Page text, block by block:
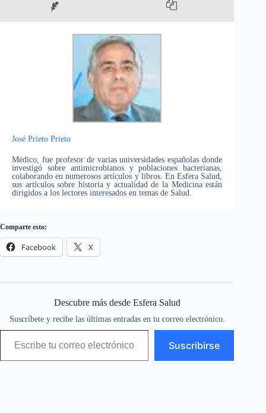
José Prieto Prieto
Médico, fue profesor de varias universidades españolas donde
investigó sobre antimicrobianos y poblaciones bacterianas,
colaborando en numerosos artículos y libros. En Esfera Salud,
sus artículos sobre historia y actualidad de la Medicina están
dirigidos a los lectores interesados en temas de Salud.
Comparte esto:
Facebook X
Descubre más desde Esfera Salud
Suscríbete y recibe las últimas entradas en tu correo electrónico.
Escribe tu correo electrónico…
Suscribirse